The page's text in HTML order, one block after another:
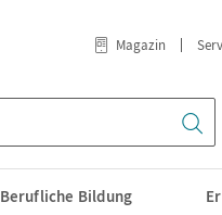
Magazin
Berufliche Bildung